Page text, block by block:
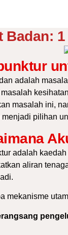
Badan:
adalah
masalah ini,
pilihan
adalah
aliran
mekanisme